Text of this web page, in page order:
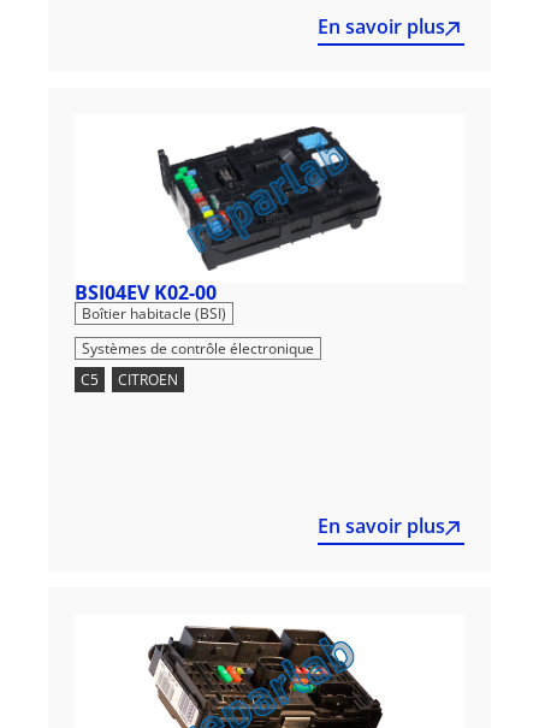
En savoir plus
BSI04EV K02-00
Boîtier habitacle (BSI)
Systèmes de contrôle électronique
C5
CITROEN
En savoir plus